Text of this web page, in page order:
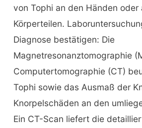
von Tophi an den Händen oder
Körperteilen.
Diagnose bestätigen: Die
Magnetresonanztomographie
Computertomographie (CT)
Tophi sowie das Ausmaß der
Knorpelschäden an den
Ein CT-Scan liefert die